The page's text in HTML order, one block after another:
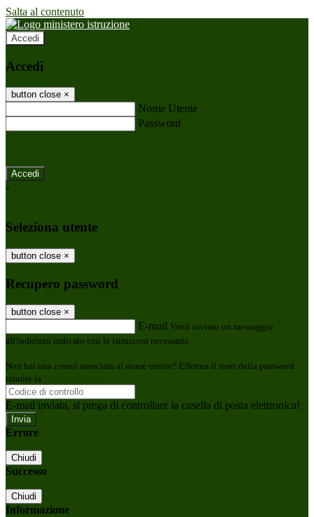
Salta al contenuto
Accedi
Accedi
button close ×
Nome Utente
Password
-
Seleziona utente
button close ×
Recupero password
button close ×
E-mail Verrà inviato un messaggio
all'indirizzo indicato con le istruzioni necessarie.
Non hai una e-mail associata al nome utente? Effettua il reset della password
tramite la
E-mail inviata, si prega di controllare la casella di posta elettronica!
Errore
Chiudi
Successo
Chiudi
Informazione